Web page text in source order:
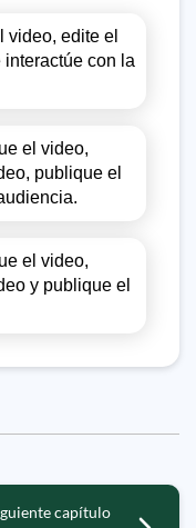
video, edite el
con la
el video,
publique el
el video,
y publique el
capítulo